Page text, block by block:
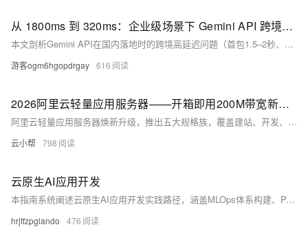
从 1800ms 到 320ms：企业级场景下 Gemini API 跨境延迟的工程解法
本文剖析Gemini API在国内落地时的跨境高延迟问题（首包1.5–2秒、流式不稳），指出其本质是TCP握手开销、队头阻塞与链路抖动等工程瓶颈。提出HTTP/3升级、稳定中间入口、流式传输优化三类方案，实测将首包延迟从1800ms降至320ms，并强调系统可控性比极限速度更重要。
游客ogm6hgopdrgay 616
2026阿里云轻量应用服务器——开箱即用200M带宽新手上云首选
阿里云轻量应用服务器焕新升级，推出五大规格族，覆盖建站、开发、游戏、跨境电商等多元场景。默认200Mbps带宽，预装热门镜像，支持一键部署，账单透明，成本低至38元/年，助力中小企业与开发者轻松上云。
云小帮 798
云原生AI应用开发
本指南系统阐述云原生AI应用开发实践路径，涵盖MLOps体系构建、PAI-DSW开发平台、特征工程管理、AutoML模型训练、A/B测试部署、全链路监控及AI-CICD流水线，结合阿里云PAI工具链与行业案例，助力企业实现高效、稳定、可迭代的AI应用落地。（238字）
hrjtfzpglando 476